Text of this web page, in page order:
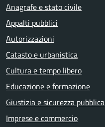
Anagrafe e stato civile
Appalti pubblici
Autorizzazioni
Catasto e urbanistica
Cultura e tempo libero
Educazione e formazione
Giustizia e sicurezza pubblica
Imprese e commercio